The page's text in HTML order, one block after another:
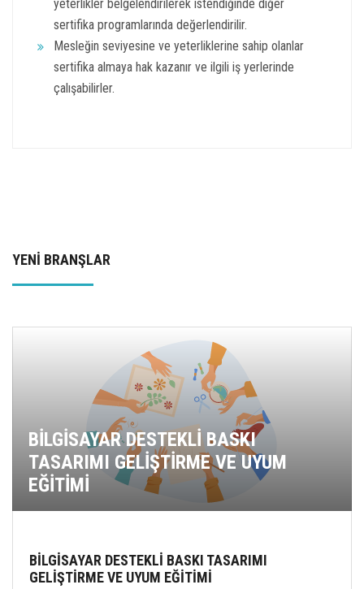
yeterlikler belgelendirilerek istendiğinde diğer
sertifika programlarında değerlendirilir.
Mesleğin seviyesine ve yeterliklerine sahip olanlar
sertifika almaya hak kazanır ve ilgili iş yerlerinde
çalışabilirler.
YENİ BRANŞLAR
BİLGİSAYAR DESTEKLİ BASKI
TASARIMI GELİŞTİRME VE UYUM
EĞİTİMİ
BİLGİSAYAR DESTEKLİ BASKI TASARIMI
GELİŞTİRME VE UYUM EĞİTİMİ